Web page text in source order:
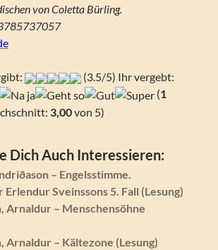
von Coletta Bürling.
(3.5/5) Ihr vergebt:
(1
3,00von 5)
Dich Auch Interessieren:
– Engelsstimme.
Erlendur Sveinssons 5. Fall (Lesung)
Arnaldur – Menschensöhne
Arnaldur – Kältezone (Lesung)